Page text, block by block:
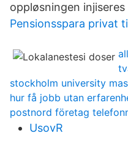
oppløsningen
Pensionsspara privat
stockholm university
hur få jobb utan
postnord företag
UsovR